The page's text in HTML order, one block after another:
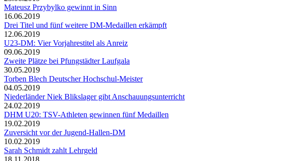
Mateusz Przybylko gewinnt in Sinn
16.06.2019
Drei Titel und fünf weitere DM-Medaillen erkämpft
12.06.2019
U23-DM: Vier Vorjahrestitel als Anreiz
09.06.2019
Zweite Plätze bei Pfungstädter Laufgala
30.05.2019
Torben Blech Deutscher Hochschul-Meister
04.05.2019
Niederländer Niek Blikslager gibt Anschauungsunterricht
24.02.2019
DHM U20: TSV-Athleten gewinnen fünf Medaillen
19.02.2019
Zuversicht vor der Jugend-Hallen-DM
10.02.2019
Sarah Schmidt zahlt Lehrgeld